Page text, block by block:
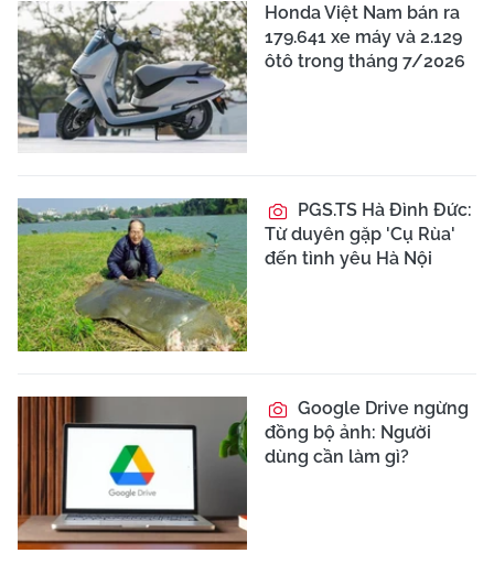
Honda Việt Nam bán ra
179.641 xe máy và 2.129
ôtô trong tháng 7/2026
PGS.TS Hà Đình Đức:
Từ duyên gặp 'Cụ Rùa'
đến tình yêu Hà Nội
Google Drive ngừng
đồng bộ ảnh: Người
dùng cần làm gì?